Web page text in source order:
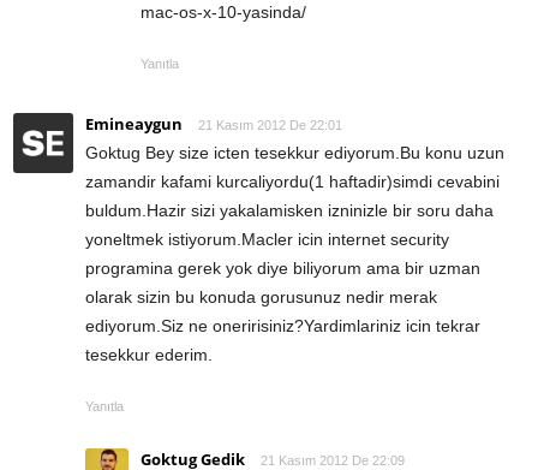
mac-os-x-10-yasinda/
Yanıtla
Emineaygun 21 Kasım 2012 De 22:01
Goktug Bey size icten tesekkur ediyorum.Bu konu uzun
zamandir kafami kurcaliyordu(1 haftadir)simdi cevabini
buldum.Hazir sizi yakalamisken izninizle bir soru daha
yoneltmek istiyorum.Macler icin internet security
programina gerek yok diye biliyorum ama bir uzman
olarak sizin bu konuda gorusunuz nedir merak
ediyorum.Siz ne oneririsiniz?Yardimlariniz icin tekrar
tesekkur ederim.
Yanıtla
Goktug Gedik 21 Kasım 2012 De 22:09